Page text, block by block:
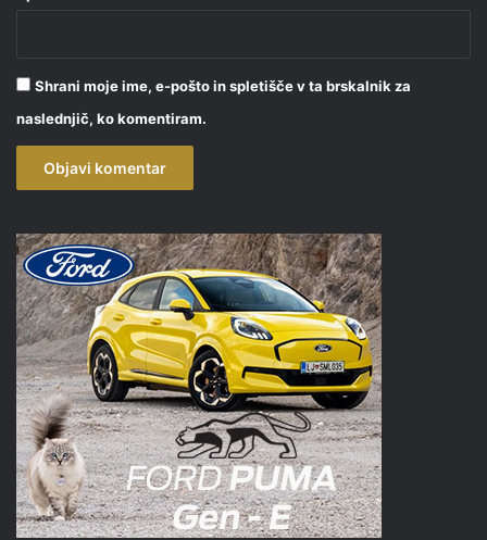
Shrani moje ime, e-pošto in spletišče v ta brskalnik za
naslednjič, ko komentiram.